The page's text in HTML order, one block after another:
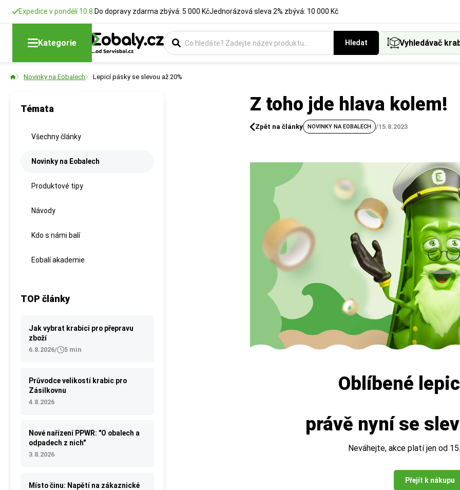
Expedice v pondělí 10.8. Do dopravy zdarma zbývá: 5 000 KčJednorázová sleva 2% zbývá: 10 000 Kč
Kategorie Hledat Vyhledávač
Novinky na Eobalech Lepicí pásky se slevou až 20%
Témata
Všechny články
Novinky na Eobalech
Produktové tipy
Návody
Kdo s námi balí
Eobalí akademie
TOP články
Jak vybrat krabici pro přepravu
zboží
6.8.2026/ 5 min
Průvodce velikostí krabic pro
Zásilkovnu
4.8.2026
Nové nařízení PPWR: "O obalech a
odpadech z nich"
3.8.2026
Místo činu: Napětí na zákaznické
Z toho jde hlava kolem!
Zpět na články NOVINKY NA EOBALECH /15.8.2023
Oblíbené
právě nyní se
Neváhejte, akce platí jen od
Přejít k nákupu